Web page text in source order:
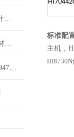
扩散式和泵吸式气体检测仪有什么不同
意大利哈纳COD多参数测量耗材产品清单
哈钠氨氮试剂HI94764A-0和HI94764-0测量原理
标准配
主机，